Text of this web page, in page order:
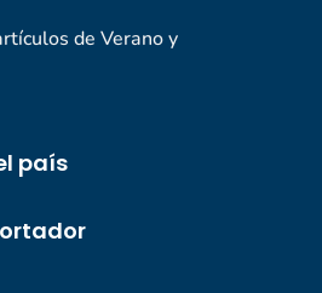
de Verano y
país